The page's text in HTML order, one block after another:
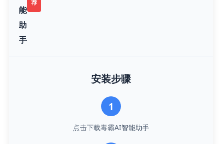
能
助
手
荐
安装步骤
1
点击下载毒霸AI智能助手